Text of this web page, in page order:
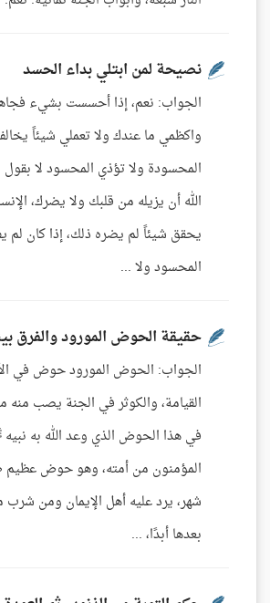
نصيحة لمن ابتلي بداء الحسد
الجواب: نعم، إذا أحسست بشيء
واكظمي ما عندك ولا تعملي شيئاً
المحسودة ولا تؤذي المحسود لا بقول
الله أن يزيله من قلبك ولا يضرك،
يحقق شيئاً لم يضره ذلك، إذا كان لم
المحسود ولا ...
حقيقة الحوض المورود والفرق
الجواب: الحوض المورود حوض في
القيامة، والكوثر في الجنة يصب منه
في هذا الحوض الذي وعد الله به
المؤمنون من أمته، وهو حوض
شهر، يرد عليه أهل الإيمان ومن شرب
بعدها أبدًا، ...